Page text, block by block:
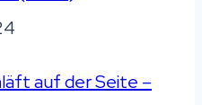
auf der Seite –